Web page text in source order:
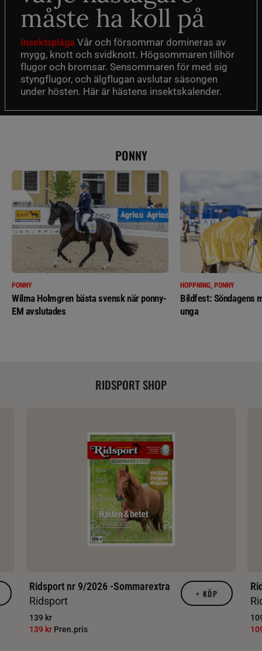
måste ha koll på
Insektsplåga Vår och försommar domineras av
mygg, knott och svidknott. Högsommaren tillhör
flugor och bromsar. Sensommaren för med sig
styngflugor, och älgflugan avslutar säsongen
under hösten. Här är hästens insektskalender.
PONNY
PONNY
Wilma Holmgren bästa svensk när ponny-
EM avslutades
HOPPNING, PONNY
Bildfest: Söndagens
unga
RIDSPORT SHOP
Ridsport nr 9/2026 -Sommarextra
Ridsport
139 kr
139 kr Pren.pris
+ KÖP